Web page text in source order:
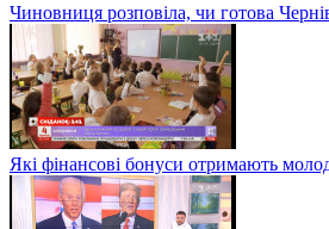
Чиновниця розповіла, чи готова
Які фінансові бонуси отримають